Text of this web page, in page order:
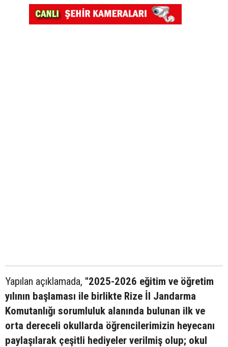
Yapılan açıklamada, "2025-2026 eğitim ve öğretim
yılının başlaması ile birlikte Rize İl Jandarma
Komutanlığı sorumluluk alanında bulunan ilk ve
orta dereceli okullarda öğrencilerimizin heyecanı
paylaşılarak çeşitli hediyeler verilmiş olup; okul